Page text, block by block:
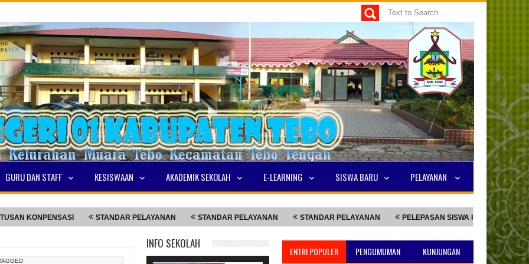
GURU DAN STAFF KESISWAAN AKADEMIK SEKOLAH E-LEARNING SISWA BARU PELAYANAN
STANDAR PELAYANAN STANDAR PELAYANAN STANDAR PELAYANAN PELEPASAN SISWA KELAS 9 NILAI TKA
ENTRI POPULER PENGUMUMAN KUNJUNGAN
INFO SEKOLAH